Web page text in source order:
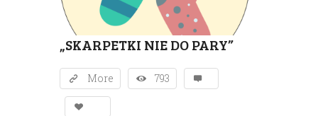
„SKARPETKI NIE DO PARY”
More 793